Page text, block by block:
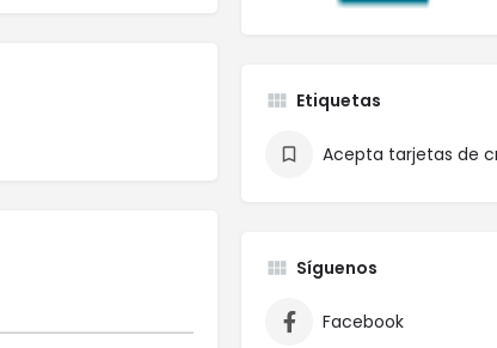
Etiquetas
Acepta tarjetas de
Síguenos
Facebook